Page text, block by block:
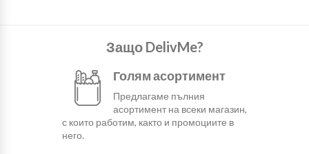
Защо DelivMe?
Голям асортимент
Предлагаме пълния
асортимент на всеки магазин,
с които работим, както и промоциите в
него.